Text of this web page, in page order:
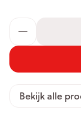
Bekijk alle